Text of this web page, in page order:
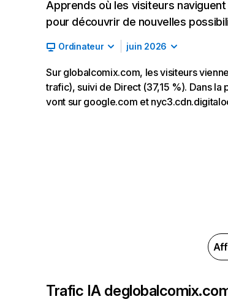
Apprends où les visiteurs
pour découvrir de nouvelles
Ordinateur juin 2026
Sur globalcomix.com, les visiteurs
trafic), suivi de Direct (37,15 %). Dans
vont sur google.com et
Trafic IA de